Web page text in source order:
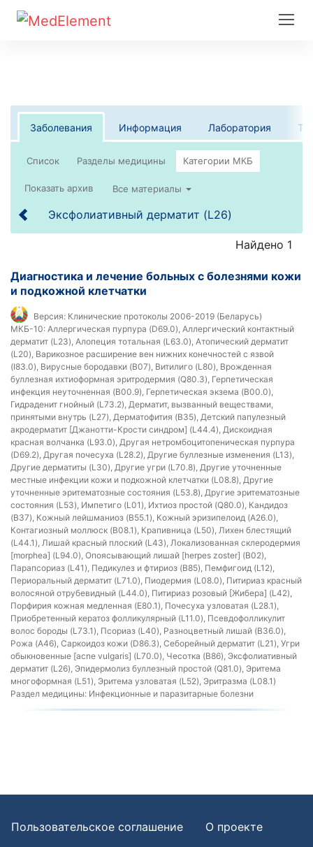
Заболевания Информация Лаборатория
Список
Все материалы
Эксфолиативный дерматит (L26)
Найдено 1
Диагностика и лечение больных с болезнями кожи
и подкожной клетчатки
Версия: Клинические протоколы 2006-2019 (Беларусь)
МКБ-10: Аллергическая пурпура (D69.0), Аллергический контактный
дерматит (L23), Алопеция тотальная (L63.0), Атопический дерматит
(L20), Варикозное расширение вен нижних конечностей с язвой
(I83.0), Вирусные бородавки (B07), Витилиго (L80), Врожденная
буллезная ихтиоформная эритродермия (Q80.3), Герпетическая
инфекция неуточненная (B00.9), Герпетическая экзема (B00.0),
Гидраденит гнойный (L73.2), Дерматит, вызванный веществами,
принятыми внутрь (L27), Дерматофития (B35), Детский папулезный
акродерматит [Джанотти-Крости синдром] (L44.4), Дискоидная
красная волчанка (L93.0), Другая нетромбоцитопеническая пурпура
(D69.2), Другая почесуха (L28.2), Другие буллезные изменения (L13),
Другие дерматиты (L30), Другие угри (L70.8), Другие уточненные
местные инфекции кожи и подкожной клетчатки (L08.8), Другие
уточненные эритематозные состояния (L53.8), Другие эритематозные
состояния (L53), Импетиго (L01), Ихтиоз простой (Q80.0), Кандидоз
(B37), Кожный лейшманиоз (B55.1), Кожный эризипелоид (A26.0),
Контагиозный моллюск (B08.1), Крапивница (L50), Лихен блестящий
(L44.1), Лишай красный плоский (L43), Локализованная склеродермия
[morphea] (L94.0), Опоясывающий лишай [herpes zoster] (B02),
Парапсориаз (L41), Педикулез и фтириоз (B85), Пемфигоид (L12),
Периоральный дерматит (L71.0), Пиодермия (L08.0), Питириаз красный
волосяной отрубевидный (L44.0), Питириаз розовый [Жибера] (L42),
Порфирия кожная медленная (E80.1), Почесуха узловатая (L28.1),
Приобретенный кератоз фолликулярный (L11.0), Псевдофолликулит
волос бороды (L73.1), Псориаз (L40), Разноцветный лишай (B36.0),
Рожа (A46), Саркоидоз кожи (D86.3), Себорейный дерматит (L21), Угри
обыкновенные [acne vulgaris] (L70.0), Чесотка (B86), Эксфолиативный
дерматит (L26), Эпидермолиз буллезный простой (Q81.0), Эритема
многоформная (L51), Эритема узловатая (L52), Эритразма (L08.1)
Раздел медицины: Инфекционные и паразитарные болезни
Пользовательское соглашение
О проекте